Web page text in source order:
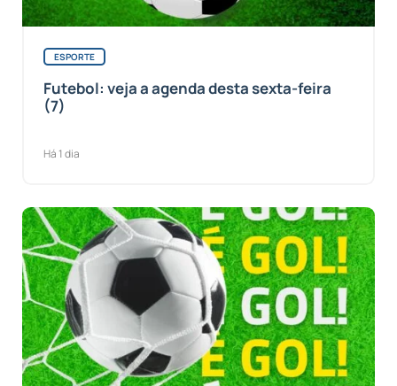
ESPORTE
Futebol: veja a agenda desta sexta-feira
(7)
Há 1 dia